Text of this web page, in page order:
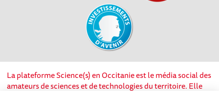
La plateforme Science(s) en Occitanie est le média social des
amateurs de sciences et de technologies du territoire. Elle